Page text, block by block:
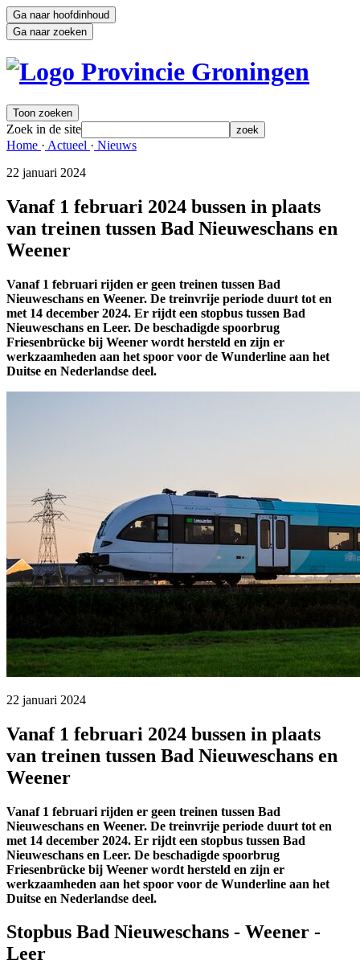
Ga naar hoofdinhoud
Ga naar zoeken
Toon zoeken
Zoek in de site zoek
Home · Actueel · Nieuws
22 januari 2024
Vanaf 1 februari 2024 bussen in plaats
van treinen tussen Bad Nieuweschans en
Weener
Vanaf 1 februari rijden er geen treinen tussen Bad
Nieuweschans en Weener. De treinvrije periode duurt tot en
met 14 december 2024. Er rijdt een stopbus tussen Bad
Nieuweschans en Leer. De beschadigde spoorbrug
Friesenbrücke bij Weener wordt hersteld en zijn er
werkzaamheden aan het spoor voor de Wunderline aan het
Duitse en Nederlandse deel.
22 januari 2024
Vanaf 1 februari 2024 bussen in plaats
van treinen tussen Bad Nieuweschans en
Weener
Vanaf 1 februari rijden er geen treinen tussen Bad
Nieuweschans en Weener. De treinvrije periode duurt tot en
met 14 december 2024. Er rijdt een stopbus tussen Bad
Nieuweschans en Leer. De beschadigde spoorbrug
Friesenbrücke bij Weener wordt hersteld en zijn er
werkzaamheden aan het spoor voor de Wunderline aan het
Duitse en Nederlandse deel.
Stopbus Bad Nieuweschans - Weener -
Leer